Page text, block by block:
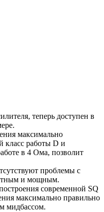
теперь доступен в
максимально
класс работы D и
в 4 Ома, позволит
проблемы с
и мощным.
современной SQ
максимально правильно
мидбассом.